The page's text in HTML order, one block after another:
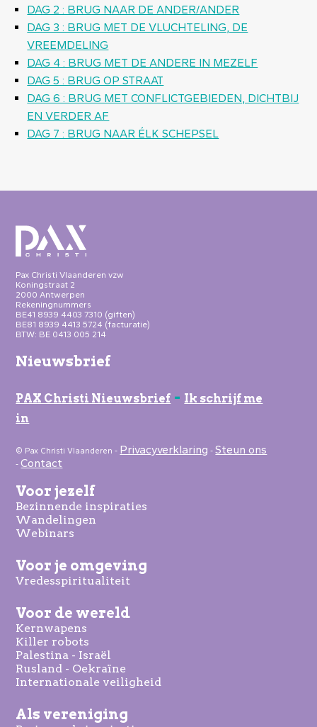
DAG 2 : BRUG NAAR DE ANDER/ANDER
DAG 3 : BRUG MET DE VLUCHTELING, DE
VREEMDELING
DAG 4 : BRUG MET DE ANDERE IN MEZELF
DAG 5 : BRUG OP STRAAT
DAG 6 : BRUG MET CONFLICTGEBIEDEN, DICHTBIJ
EN VERDER AF
DAG 7 : BRUG NAAR ÉLK SCHEPSEL
Pax Christi Vlaanderen vzw
Koningstraat 2
2000 Antwerpen
Rekeningnummers
BE41 8939 4403 7310 (giften)
BE81 8939 4413 5724 (facturatie)
BTW: BE 0413 005 214
Nieuwsbrief
PAX Christi Nieuwsbrief - Ik schrijf me
in
© Pax Christi Vlaanderen - Privacyverklaring -Steun ons
-Contact
Voor jezelf
Bezinnende inspiraties
Wandelingen
Webinars
Voor je omgeving
Vredesspiritualiteit
Voor de wereld
Kernwapens
Killer robots
Palestina - Israël
Rusland - Oekraïne
Internationale veiligheid
Als vereniging